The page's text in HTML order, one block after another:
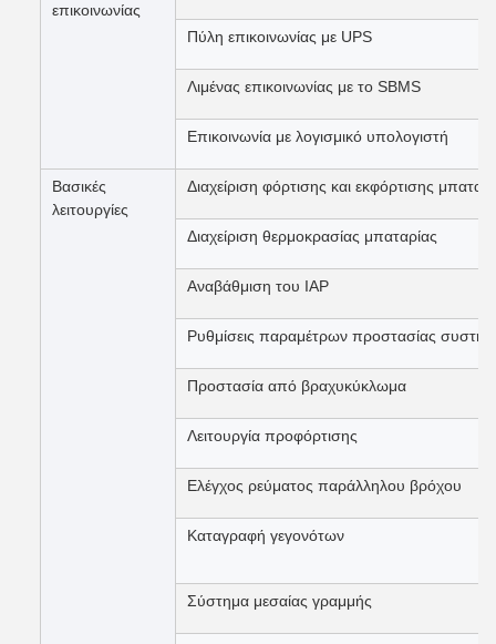
επικοινωνίας
Πύλη επικοινωνίας με UPS
Λιμένας επικοινωνίας με το SBMS
Επικοινωνία με λογισμικό υπολογιστή
Βασικές
λειτουργίες
Διαχείριση φόρτισης και εκφόρτισης
Διαχείριση θερμοκρασίας μπαταρίας
Αναβάθμιση του IAP
Ρυθμίσεις παραμέτρων προστασίας
Προστασία από βραχυκύκλωμα
Λειτουργία προφόρτισης
Ελέγχος ρεύματος παράλληλου βρόχου
Καταγραφή γεγονότων
Σύστημα μεσαίας γραμμής